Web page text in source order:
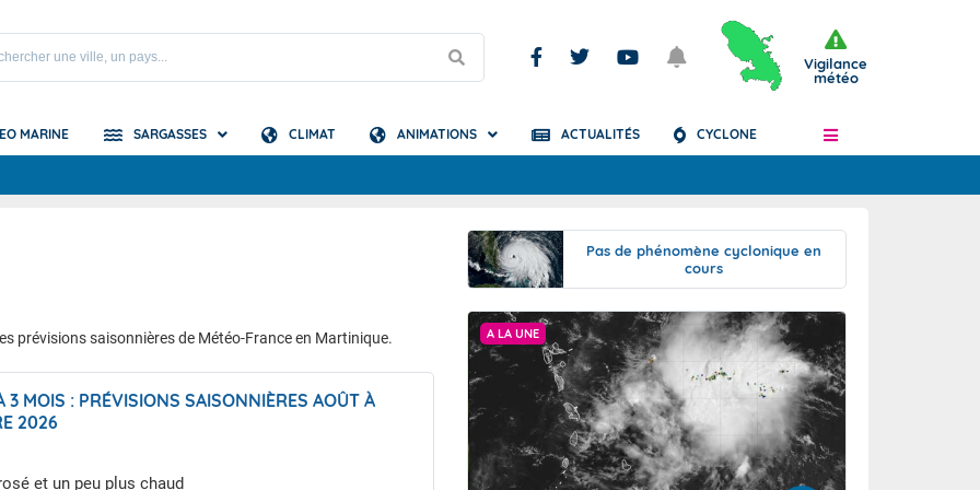
Articles
Vigilance
météo
MARINE SARGASSES CLIMAT ANIMATIONS ACTUALITÉS CYCLONE
prévisions saisonnières de Météo-France en Martinique.
3 MOIS : PRÉVISIONS SAISONNIÈRES AOÛT À
2026
et un peu plus chaud
Pas de phénomène cyclonique en
cours
BULLETIN PRÉVISIONS SAISONNIÈRES A LA UNE